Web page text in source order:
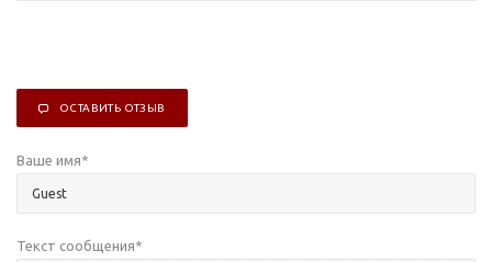
ОСТАВИТЬ ОТЗЫВ
Ваше имя*
Текст сообщения*